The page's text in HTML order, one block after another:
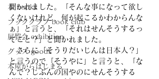
本 books
ブッククラブ book club
展覧会 exhibition
グッズ goods
本屋からはじまる
聞かれました。「そんな事になって欲し
くないけれど、何が起こるかわからんな
ぁ」と言うと、「それはせんそうするっ
てこと？」と聞かれました。
さらに「そうりだいじんは日本人？」
と言うので「そうやに」と言うと、「な
んで？じぶんの国やのにせんそうする